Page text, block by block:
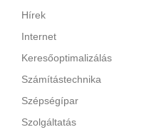
Hírek
Internet
Keresőoptimalizálás
Számítástechnika
Szépségípar
Szolgáltatás